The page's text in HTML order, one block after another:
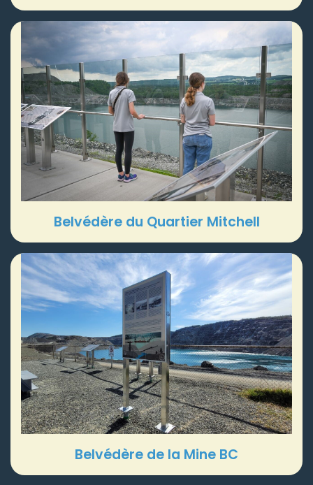
Belvédère du Quartier Mitchell
Belvédère de la Mine BC